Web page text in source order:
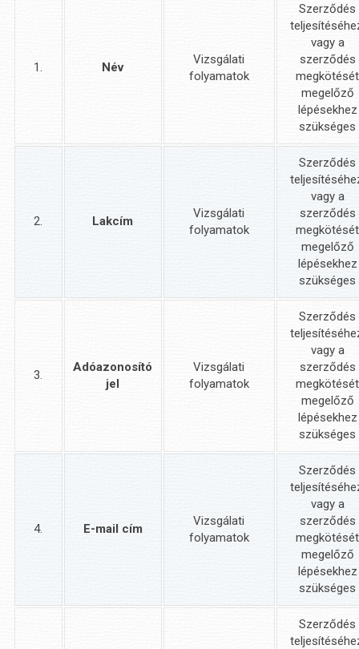
1. Név
Vizsgálati
folyamatok
Szerződés
vagy a
szerződés
megkötését
megelőző
lépésekhez
szükséges
2. Lakcím
Vizsgálati
folyamatok
Szerződés
vagy a
szerződés
megkötését
megelőző
lépésekhez
szükséges
3.
Adóazonosító
jel
Vizsgálati
folyamatok
Szerződés
vagy a
szerződés
megkötését
megelőző
lépésekhez
szükséges
4. E-mail cím
Vizsgálati
folyamatok
Szerződés
vagy a
szerződés
megkötését
megelőző
lépésekhez
szükséges
Szerződés